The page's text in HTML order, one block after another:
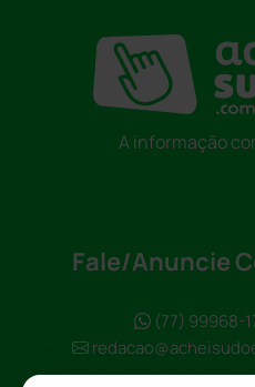
A informação
Fale/Anuncie
(77) 99968-